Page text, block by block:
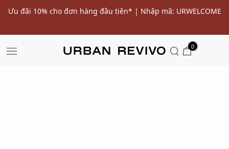
Ưu đãi 10% cho đơn hàng đầu tiên* | Nhập mã: URWELCOME
0
SALE